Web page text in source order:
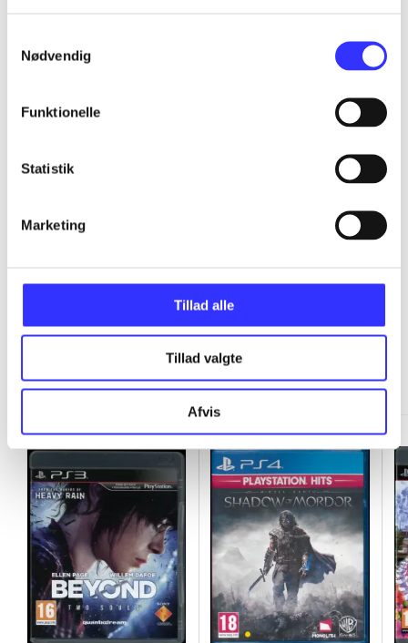
Nødvendig
Funktionelle
Statistik
Marketing
Tillad alle
Tillad valgte
Afvis
...
...
...
...